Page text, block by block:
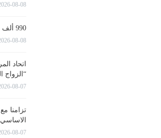
08-08 09:35
990 ألف دينار لدعم مشاريع ببلدية قرقنة
08-08 08:34
اتحاد
08-07 20:17
تزامنا
08-07 15:36